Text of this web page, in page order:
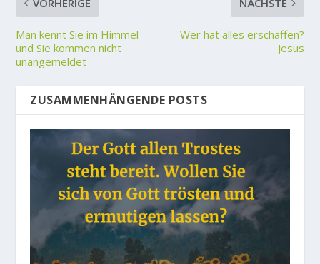
VORHERIGE
Man kennt Sie im Himmel
und Sie kommen nicht
unangemeldet
NÄCHSTE
Wer hat alles erschaffen?
Jesus
ZUSAMMENHÄNGENDE POSTS